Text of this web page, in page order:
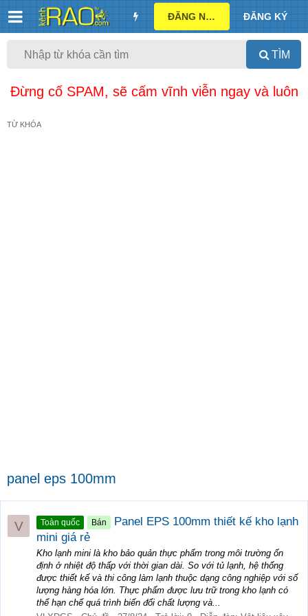
ĐĂNG NHẬP ĐĂNG KÝ
TÌM
Đừng cố SPAM, sẽ cấm vĩnh viễn ngay và luôn
TỪ KHÓA
panel eps 100mm
V Toàn quốc Bán
Panel EPS 100mm thiết kế kho lạnh
mini giá rẻ
Kho lạnh mini là kho bảo quản thực phẩm trong môi trường ổn
định ở nhiệt độ thấp với thời gian dài. So với tủ lạnh, hệ thống
được thiết kế và thi công làm lạnh thuộc dạng công nghiệp với số
lượng hàng hóa lớn. Thực phẩm được lưu trữ trong kho lạnh có
thể hạn chế quá trình biến đổi chất lượng và...